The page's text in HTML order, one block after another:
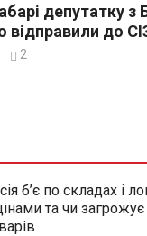
депутатку з
відправили до
2
б’є по складах і
та чи загрожує